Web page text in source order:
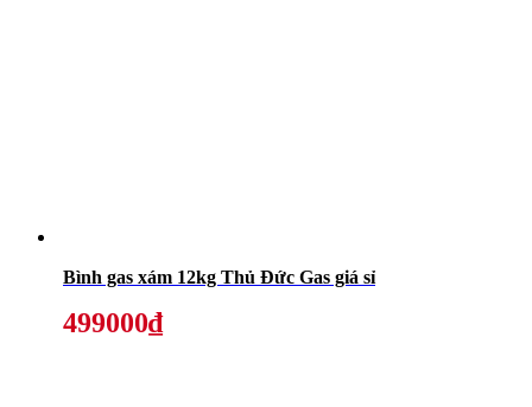
Bình gas xám 12kg Thủ Đức Gas giá sỉ
499000₫